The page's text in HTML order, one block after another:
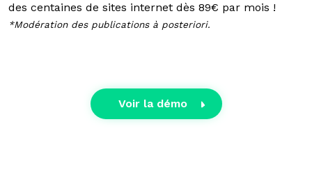
des centaines de sites internet dès 89€ par mois !
*Modération des publications à posteriori.
Voir la démo